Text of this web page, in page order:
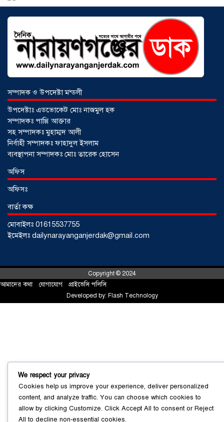
শর্টগান
০৩ আগস্ট ২০২৬
সোনারগাঁয়ে পরিত্যক্ত উন্নয়ন প্রকল্প:
সম্পাদক ও উপদেষ্টা মন্ডলী
উপদেষ্টাঃ এডভোকেট মোঃ নাজমুল হক
সম্পাদকঃ পাপ্পি আক্তার
সহ সম্পাদকঃ মুহাম্মদ আলী
নির্বাহী সম্পাদকঃ ফাহাদুল ইসলাম
ব্যবস্থাপনা সম্পাদকঃ মোঃ তারেক হোসেন
অফিস
অফিসঃ
বার্তা কক্ষ
মোবাইলঃ 01615537755
ইমেইলঃ dailynarayanganjerdak@gmail.com
Copyright © 2024
আমাদের কথা যোগাযোগ প্রাইভেসি পলিসি
Developed by: Flash Technology
We respect your privacy
Cookies help us improve your experience, deliver personalized
content, and analyze traffic. You can choose which cookies to
allow by clicking Customize. Click Accept All to consent orReject
All to decline non-essential cookies.